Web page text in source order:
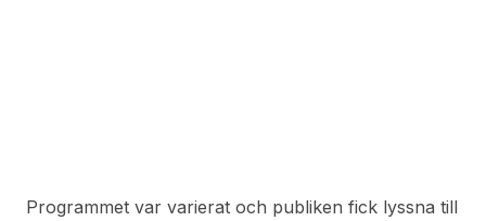
Programmet var varierat och publiken fick lyssna till